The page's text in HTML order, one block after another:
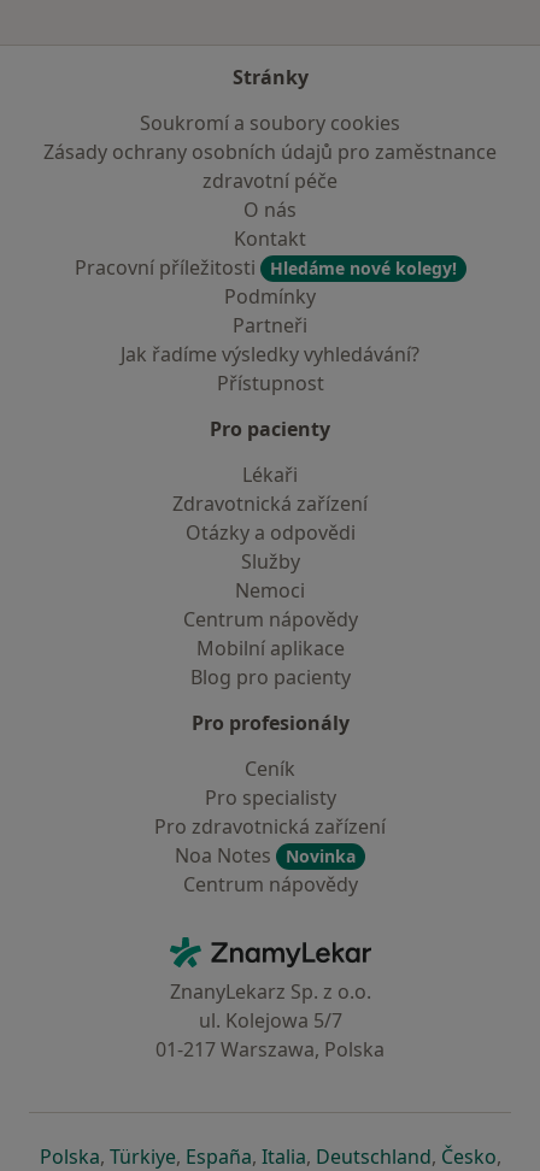
Stránky
Soukromí a soubory cookies
Zásady ochrany osobních údajů pro zaměstnance
zdravotní péče
O nás
Kontakt
Pracovní příležitosti
Hledáme nové kolegy!
Podmínky
Partneři
Jak řadíme výsledky vyhledávání?
Přístupnost
Pro pacienty
Lékaři
Zdravotnická zařízení
Otázky a odpovědi
Služby
Nemoci
Centrum nápovědy
Mobilní aplikace
Blog pro pacienty
Pro profesionály
Ceník
Pro specialisty
Pro zdravotnická zařízení
Noa Notes
Novinka
Centrum nápovědy
ZnamyLekar - Hlavní stránka
ZnanyLekarz Sp. z o.o.
ul. Kolejowa 5/7
01-217 Warszawa, Polska
Polskase otevře v nové záložce
, Türkiyese otevře v nové záložce
, Españase otevře v nové záložce
, Italiase otevře v nové záložce
, Deutschlandse otevře v
, Českose
,